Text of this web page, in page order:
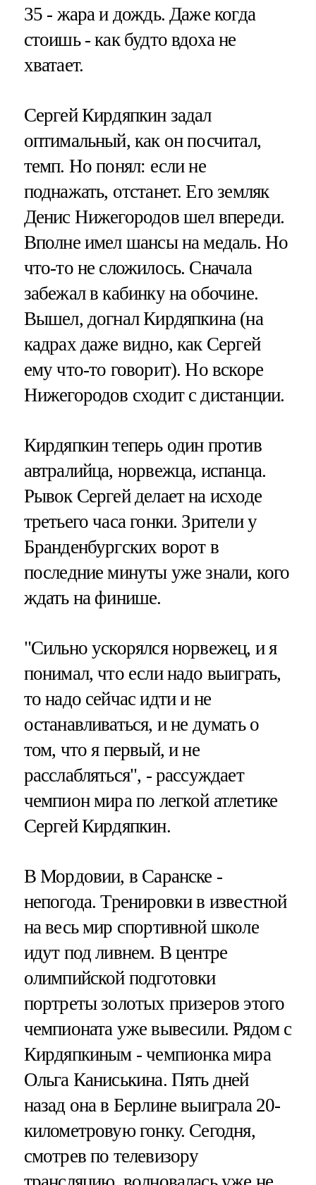
35 - жара и дождь. Даже когда
стоишь - как будто вдоха не
хватает.
Сергей Кирдяпкин задал
оптимальный, как он посчитал,
темп. Но понял: если не
поднажать, отстанет. Его земляк
Денис Нижегородов шел впереди.
Вполне имел шансы на медаль. Но
что-то не сложилось. Сначала
забежал в кабинку на обочине.
Вышел, догнал Кирдяпкина (на
кадрах даже видно, как Сергей
ему что-то говорит). Но вскоре
Нижегородов сходит с дистанции.
Кирдяпкин теперь один против
автралийца, норвежца, испанца.
Рывок Сергей делает на исходе
третьего часа гонки. Зрители у
Бранденбургских ворот в
последние минуты уже знали, кого
ждать на финише.
"Сильно ускорялся норвежец, и я
понимал, что если надо выиграть,
то надо сейчас идти и не
останавливаться, и не думать о
том, что я первый, и не
расслабляться", - рассуждает
чемпион мира по легкой атлетике
Сергей Кирдяпкин.
В Мордовии, в Саранске -
непогода. Тренировки в известной
на весь мир спортивной школе
идут под ливнем. В центре
олимпийской подготовки
портреты золотых призеров этого
чемпионата уже вывесили. Рядом с
Кирдяпкиным - чемпионка мира
Ольга Каниськина. Пять дней
назад она в Берлине выиграла 20-
километровую гонку. Сегодня,
смотрев по телевизору